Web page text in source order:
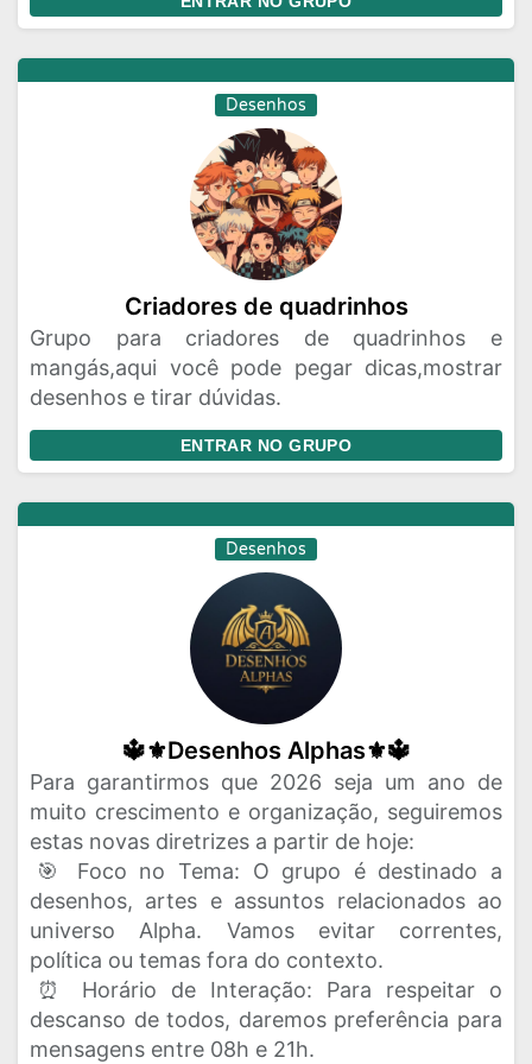
Desenhos
Criadores de quadrinhos
Grupo para criadores de quadrinhos e
mangás,aqui você pode pegar dicas,mostrar
desenhos e tirar dúvidas.
ENTRAR NO GRUPO
Desenhos
🔱⚜️Desenhos Alphas⚜️🔱
Para garantirmos que 2026 seja um ano de
muito crescimento e organização, seguiremos
estas novas diretrizes a partir de hoje:
​🎯 Foco no Tema: O grupo é destinado a
desenhos, artes e assuntos relacionados ao
universo Alpha. Vamos evitar correntes,
política ou temas fora do contexto.
​⏰ Horário de Interação: Para respeitar o
descanso de todos, daremos preferência para
mensagens entre 08h e 21h.